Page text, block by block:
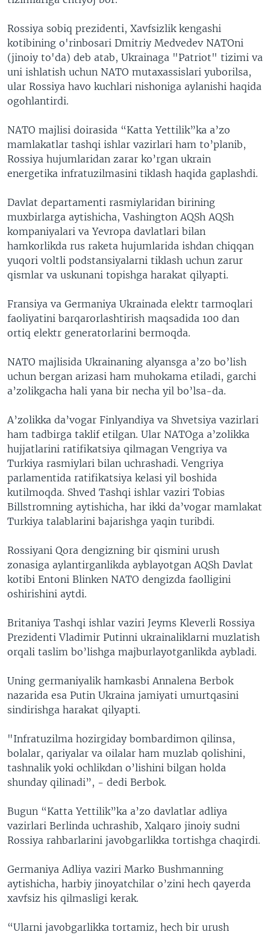
Rossiya sobiq prezidenti, Xavfsizlik kengashi
kotibining o'rinbosari Dmitriy Medvedev NATOni
(jinoiy to'da) deb atab, Ukrainaga "Patriot" tizimi va
uni ishlatish uchun NATO mutaxassislari yuborilsa,
ular Rossiya havo kuchlari nishoniga aylanishi haqida
ogohlantirdi.
NATO majlisi doirasida “Katta Yettilik”ka a’zo
mamlakatlar tashqi ishlar vazirlari ham to’planib,
Rossiya hujumlaridan zarar ko’rgan ukrain
energetika infratuzilmasini tiklash haqida gaplashdi.
Davlat departamenti rasmiylaridan birining
muxbirlarga aytishicha, Vashington AQSh AQSh
kompaniyalari va Yevropa davlatlari bilan
hamkorlikda rus raketa hujumlarida ishdan chiqqan
yuqori voltli podstansiyalarni tiklash uchun zarur
qismlar va uskunani topishga harakat qilyapti.
Fransiya va Germaniya Ukrainada elektr tarmoqlari
faoliyatini barqarorlashtirish maqsadida 100 dan
ortiq elektr generatorlarini bermoqda.
NATO majlisida Ukrainaning alyansga a’zo bo’lish
uchun bergan arizasi ham muhokama etiladi, garchi
a’zolikgacha hali yana bir necha yil bo’lsa-da.
A’zolikka da’vogar Finlyandiya va Shvetsiya vazirlari
ham tadbirga taklif etilgan. Ular NATOga a’zolikka
hujjatlarini ratifikatsiya qilmagan Vengriya va
Turkiya rasmiylari bilan uchrashadi. Vengriya
parlamentida ratifikatsiya kelasi yil boshida
kutilmoqda. Shved Tashqi ishlar vaziri Tobias
Billstromning aytishicha, har ikki da’vogar mamlakat
Turkiya talablarini bajarishga yaqin turibdi.
Rossiyani Qora dengizning bir qismini urush
zonasiga aylantirganlikda ayblayotgan AQSh Davlat
kotibi Entoni Blinken NATO dengizda faolligini
oshirishini aytdi.
Britaniya Tashqi ishlar vaziri Jeyms Kleverli Rossiya
Prezidenti Vladimir Putinni ukrainaliklarni muzlatish
orqali taslim bo’lishga majburlayotganlikda aybladi.
Uning germaniyalik hamkasbi Annalena Berbok
nazarida esa Putin Ukraina jamiyati umurtqasini
sindirishga harakat qilyapti.
"Infratuzilma hozirgiday bombardimon qilinsa,
bolalar, qariyalar va oilalar ham muzlab qolishini,
tashnalik yoki ochlikdan o’lishini bilgan holda
shunday qilinadi”, - dedi Berbok.
Bugun “Katta Yettilik”ka a’zo davlatlar adliya
vazirlari Berlinda uchrashib, Xalqaro jinoiy sudni
Rossiya rahbarlarini javobgarlikka tortishga chaqirdi.
Germaniya Adliya vaziri Marko Bushmanning
aytishicha, harbiy jinoyatchilar o’zini hech qayerda
xavfsiz his qilmasligi kerak.
“Ularni javobgarlikka tortamiz, hech bir urush